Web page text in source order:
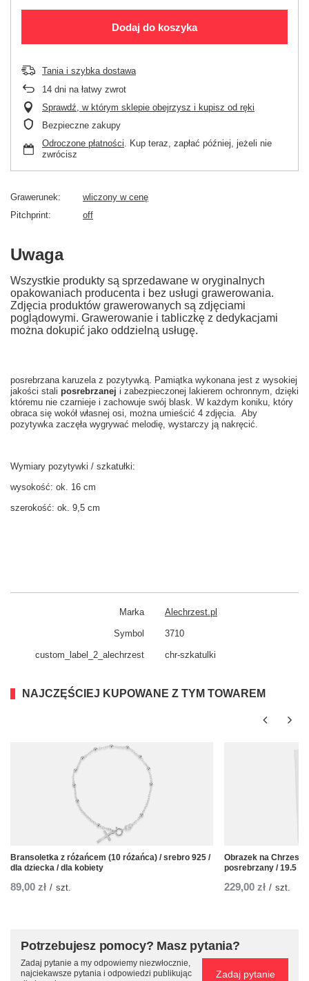
Dodaj do koszyka
Tania i szybka dostawa
14 dni na łatwy zwrot
Sprawdź, w którym sklepie obejrzysz i kupisz od ręki
Bezpieczne zakupy
Odroczone płatności. Kup teraz, zapłać później, jeżeli nie
zwrócisz
Grawerunek
wliczony w cenę
Pitchprint
off
Uwaga
Wszystkie produkty są sprzedawane w oryginalnych
opakowaniach producenta i bez usługi grawerowania.
Zdjęcia produktów grawerowanych są zdjęciami
poglądowymi. Grawerowanie i tabliczkę z dedykacjami
można dokupić jako oddzielną usługę.
posrebrzana karuzela z pozytywką. Pamiątka wykonana jest z wysokiej
jakości stali posrebrzanej i zabezpieczonej lakierem ochronnym, dzięki
któremu nie czarnieje i zachowuje swój blask. W każdym koniku, który
obraca się wokół własnej osi, można umieścić 4 zdjęcia. Aby
pozytywka zaczęła wygrywać melodię, wystarczy ją nakręcić.
Wymiary pozytywki / szkatułki:
wysokość: ok. 16 cm
szerokość: ok. 9,5 cm
Marka Alechrzest.pl
Symbol 3710
custom_​label_​2_alechrzest chr-szkatulki
NAJCZĘŚCIEJ KUPOWANE Z TYM TOWAREM
Bransoletka z różańcem (10 różańca) / srebro 925 /
dla dziecka / dla kobiety
89,00 zł / szt.
Obrazek na Chrzest
posrebrzany / 19.5 x
229,00 zł / szt.
Potrzebujesz pomocy? Masz pytania?
Zadaj pytanie a my odpowiemy niezwłocznie,
najciekawsze pytania i odpowiedzi publikując
Zadaj pytanie